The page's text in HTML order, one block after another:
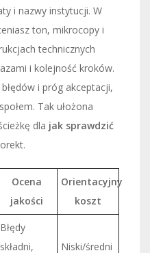
i nazwy instytucji. W
ton, mikrocopy i
technicznych
i kolejność kroków.
i próg akceptacji,
Tak ułożona
dla jak sprawdzić
Ocena
jakości
Orientacyjny
koszt
Błędy
składni,
Niski/średni